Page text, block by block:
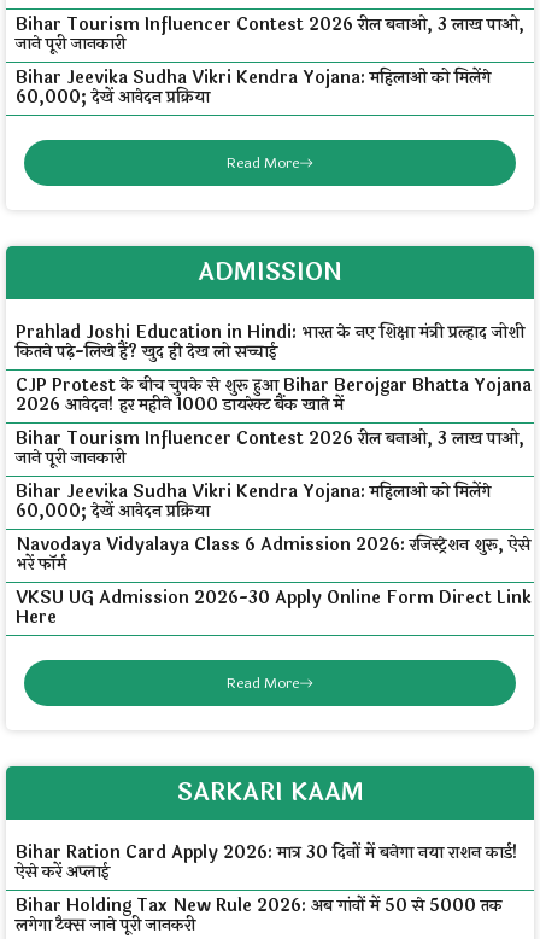
Bihar Tourism Influencer Contest 2026 रील बनाओ, ₹3 लाख पाओ,
जाने पूरी जानकारी
Bihar Jeevika Sudha Vikri Kendra Yojana: महिलाओं को मिलेंगे
₹60,000; देखें आवेदन प्रक्रिया
Read More
ADMISSION
Prahlad Joshi Education in Hindi: भारत के नए शिक्षा मंत्री प्रल्हाद जोशी
कितने पढ़े-लिखे हैं? खुद ही देख लो सच्चाई
CJP Protest के बीच चुपके से शुरू हुआ Bihar Berojgar Bhatta Yojana
2026 आवेदन! हर महीने ₹1000 डायरेक्ट बैंक खाते में
Bihar Tourism Influencer Contest 2026 रील बनाओ, ₹3 लाख पाओ,
जाने पूरी जानकारी
Bihar Jeevika Sudha Vikri Kendra Yojana: महिलाओं को मिलेंगे
₹60,000; देखें आवेदन प्रक्रिया
Navodaya Vidyalaya Class 6 Admission 2026: रजिस्ट्रेशन शुरू, ऐसे
भरें फॉर्म
VKSU UG Admission 2026-30 Apply Online Form Direct Link
Here
Read More
SARKARI KAAM
Bihar Ration Card Apply 2026: मात्र 30 दिनों में बनेगा नया राशन कार्ड!
ऐसे करें अप्लाई
Bihar Holding Tax New Rule 2026: अब गांवों में ₹50 से ₹5000 तक
लगेगा टैक्स जाने पूरी जानकरी